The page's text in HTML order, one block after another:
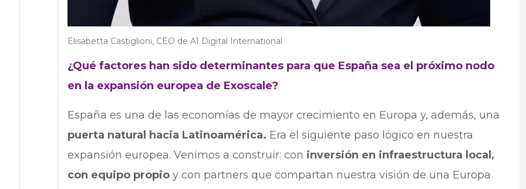
Elisabetta Castiglioni, CEO de A1 Digital International
¿Qué factores han sido determinantes para que España sea el próximo nodo
en la expansión europea de Exoscale?
España es una de las economías de mayor crecimiento en Europa y, además, una
puerta natural hacia Latinoamérica. Era el siguiente paso lógico en nuestra
expansión europea. Venimos a construir: con inversión en infraestructura local,
con equipo propioy con partners que compartan nuestra visión de una Europa